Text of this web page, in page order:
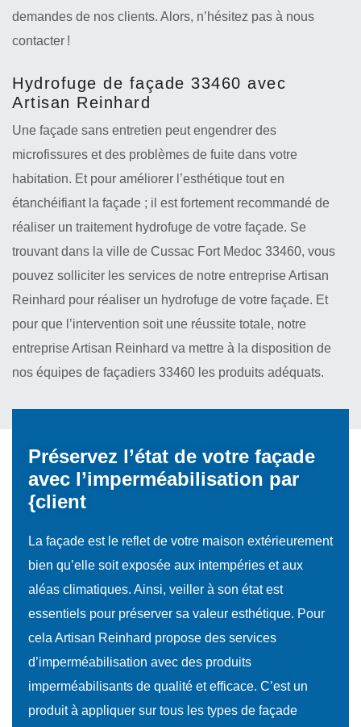
demandes de nos clients. Alors, n’hésitez pas à nous
contacter !
Hydrofuge de façade 33460 avec
Artisan Reinhard
Une façade sans entretien peut engendrer des
microfissures et des problèmes de fuite dans votre
habitation. Et pour améliorer l’esthétique tout en
étanchéifiant la façade ; il est fortement recommandé de
réaliser un traitement hydrofuge de votre façade. Se
trouvant dans la ville de Cussac Fort Medoc 33460, vous
pouvez solliciter les services de notre entreprise Artisan
Reinhard pour réaliser un hydrofuge de votre façade. Et
pour que l’intervention soit une réussite totale, notre
entreprise Artisan Reinhard va mettre à la disposition de
nos équipes de façadiers 33460 les produits adéquats.
Préservez l’état de votre façade
avec l’imperméabilisation par
{client
La façade est le reflet de votre maison extérieurement
bien qu’elle soit exposée aux intempéries et aux
aléas climatiques. Ainsi, veiller à son état est
essentiels pour préserver sa valeur esthétique. Pour
cela Artisan Reinhard propose des services
d’imperméabilisation avec des produits
imperméabilisants de qualité et efficace. C’est un
produit à appliquer sur tous les types de façade